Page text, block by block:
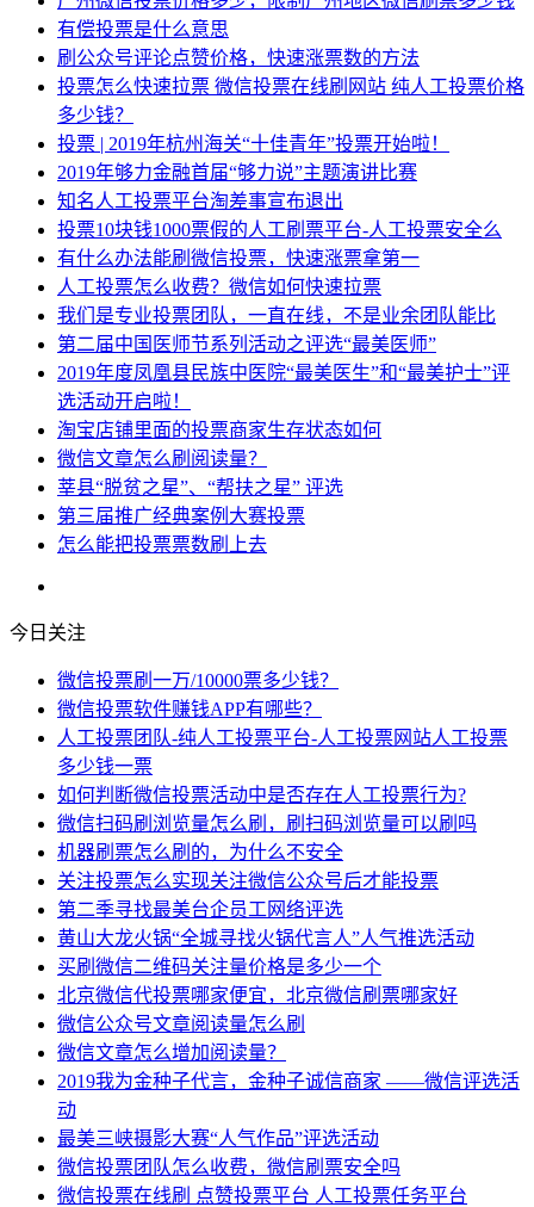
有偿投票是什么意思
刷公众号评论点赞价格，快速涨票数的方法
投票怎么快速拉票 微信投票在线刷网站 纯人工投票价格
多少钱？
投票 | 2019年杭州海关“十佳青年”投票开始啦！
2019年够力金融首届“够力说”主题演讲比赛
知名人工投票平台淘差事宣布退出
投票10块钱1000票假的人工刷票平台-人工投票安全么
有什么办法能刷微信投票，快速涨票拿第一
人工投票怎么收费？微信如何快速拉票
我们是专业投票团队，一直在线，不是业余团队能比
第二届中国医师节系列活动之评选“最美医师”
2019年度凤凰县民族中医院“最美医生”和“最美护士”评
选活动开启啦！
淘宝店铺里面的投票商家生存状态如何
微信文章怎么刷阅读量？
莘县“脱贫之星”、“帮扶之星” 评选
第三届推广经典案例大赛投票
怎么能把投票票数刷上去
今日关注
微信投票刷一万/10000票多少钱？
微信投票软件赚钱APP有哪些？
人工投票团队-纯人工投票平台-人工投票网站人工投票
多少钱一票
如何判断微信投票活动中是否存在人工投票行为?
微信扫码刷浏览量怎么刷，刷扫码浏览量可以刷吗
机器刷票怎么刷的，为什么不安全
关注投票怎么实现关注微信公众号后才能投票
第二季寻找最美台企员工网络评选
黄山大龙火锅“全城寻找火锅代言人”人气推选活动
买刷微信二维码关注量价格是多少一个
北京微信代投票哪家便宜，北京微信刷票哪家好
微信公众号文章阅读量怎么刷
微信文章怎么增加阅读量？
2019我为金种子代言，金种子诚信商家 ——微信评选活
动
最美三峡摄影大赛“人气作品”评选活动
微信投票团队怎么收费，微信刷票安全吗
微信投票在线刷 点赞投票平台 人工投票任务平台